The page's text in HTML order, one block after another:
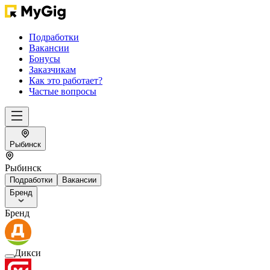
Подработки
Вакансии
Бонусы
Заказчикам
Как это работает?
Частые вопросы
Рыбинск
Рыбинск
Подработки
Вакансии
Бренд
Бренд
Дикси